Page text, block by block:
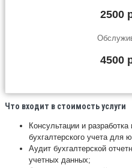
2500
4500
Что входит в стоимость услуги
Консультации и
бухгалтерского учета для
Аудит бухгалтерской
учетных данных;